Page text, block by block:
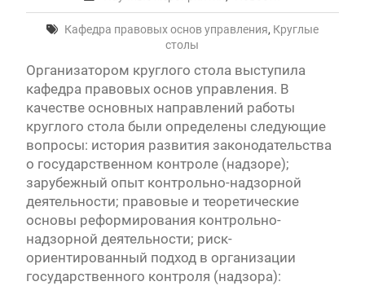
Кафедра правовых основ управления, Круглые
столы
Организатором круглого стола выступила
кафедра правовых основ управления. В
качестве основных направлений работы
круглого стола были определены следующие
вопросы: история развития законодательства
о государственном контроле (надзоре);
зарубежный опыт контрольно-надзорной
деятельности; правовые и теоретические
основы реформирования контрольно-
надзорной деятельности; риск-
ориентированный подход в организации
государственного контроля (надзора):